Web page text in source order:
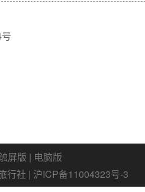
屏版 | 电脑版
行社 | 沪ICP备11004323号-3